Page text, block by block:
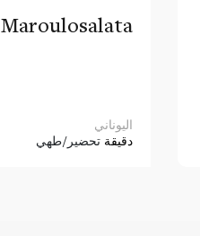
Maroulosalata
اليوناني
دقيقة تحضير/طهي